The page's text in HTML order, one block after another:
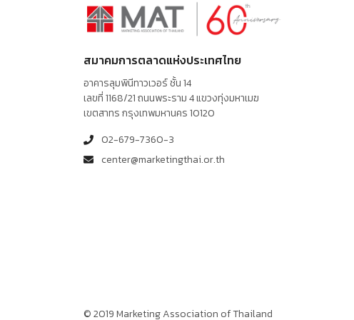
สมาคมการตลาดแห่งประเทศไทย
อาคารลุมพินีทาวเวอร์ ชั้น 14
เลขที่ 1168/21 ถนนพระราม 4 แขวงทุ่งมหาเมฆ
เขตสาทร กรุงเทพมหานคร 10120
02-679-7360-3
center@marketingthai.or.th
© 2019 Marketing Association of Thailand